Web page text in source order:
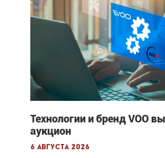
Технологии и бренд VOO
аукцион
6 августа 2026